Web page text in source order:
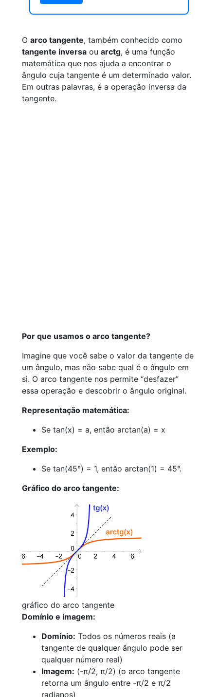
O arco tangente, também conhecido como
tangente inversa ou arctg, é uma função
matemática que nos ajuda a encontrar o
ângulo cuja tangente é um determinado valor.
Em outras palavras, é a operação inversa da
tangente.
Por que usamos o arco tangente?
Imagine que você sabe o valor da tangente de
um ângulo, mas não sabe qual é o ângulo em
si. O arco tangente nos permite “desfazer”
essa operação e descobrir o ângulo original.
Representação matemática:
Se tan(x) = a, então arctan(a) = x
Exemplo:
Se tan(45°) = 1, então arctan(1) = 45°.
Gráfico do arco tangente:
gráfico do arco tangente
Domínio e imagem:
Domínio: Todos os números reais (a
tangente de qualquer ângulo pode ser
qualquer número real)
Imagem: (-π/2, π/2) (o arco tangente
retorna um ângulo entre -π/2 e π/2
radianos)